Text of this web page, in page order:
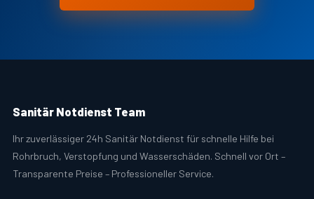
Sanitär Notdienst Team
Ihr zuverlässiger 24h Sanitär Notdienst für schnelle Hilfe bei
Rohrbruch, Verstopfung und Wasserschäden. Schnell vor Ort –
Transparente Preise – Professioneller Service.